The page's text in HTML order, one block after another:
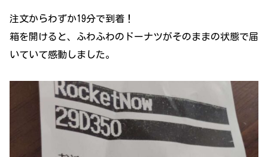
注文からわずか19分で到着！
箱を開けると、ふわふわのドーナツがそのままの状態で届
いていて感動しました。